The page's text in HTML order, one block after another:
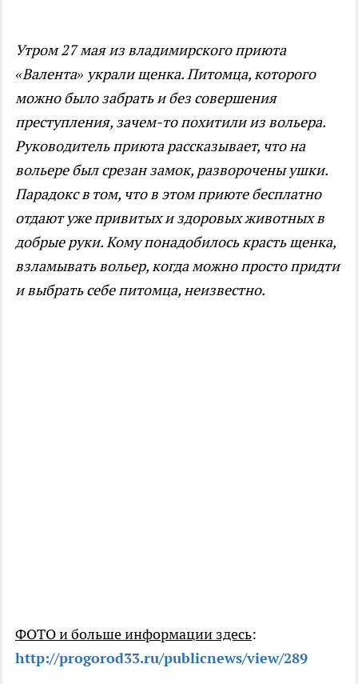
Утром 27 мая из владимирского приюта
«Валента» украли щенка. Питомца, которого
можно было забрать и без совершения
преступления, зачем-то похитили из вольера.
Руководитель приюта рассказывает, что на
вольере был срезан замок, разворочены ушки.
Парадокс в том, что в этом приюте бесплатно
отдают уже привитых и здоровых животных в
добрые руки. Кому понадобилось красть щенка,
взламывать вольер, когда можно просто придти
и выбрать себе питомца, неизвестно.
ФОТО и больше информации здесь:
http://progorod33.ru/publicnews/view/289